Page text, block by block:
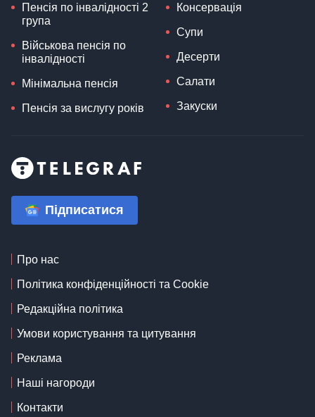
Пенсія по інвалідності 2
група
Військова пенсія по
інвалідності
Мінімальна пенсія
Пенсія за вислугу років
Консервація
Супи
Десерти
Салати
Закуски
Підписатися
Про нас
Політика конфіденційності та Cookie
Редакційна політика
Умови користування та цитування
Реклама
Наші нагороди
Контакти